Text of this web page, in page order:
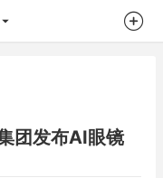
团发布AI眼镜